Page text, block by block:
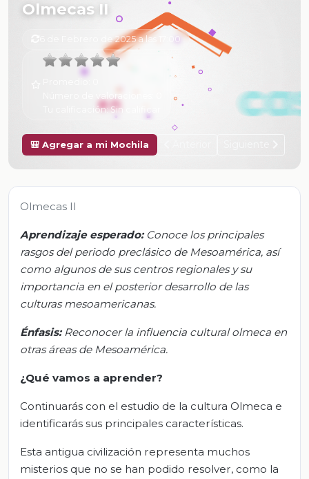
Olmecas II
6 de Febrero de 2025 a las 17:00
Número de valoraciones:
Tu calificación:Sin calificar
🎒 Agregar a mi Mochila
Olmecas II
Aprendizaje esperado: Conoce los principales
rasgos del periodo preclásico de Mesoamérica, así
como algunos de sus centros regionales y su
importancia en el posterior desarrollo de las
culturas mesoamericanas.
Énfasis:Reconocer la influencia cultural olmeca en
otras áreas de Mesoamérica.
¿Qué vamos a aprender?
Continuarás con el estudio de la cultura Olmeca e
identificarás sus principales características.
Esta antigua civilización representa muchos
misterios que no se han podido resolver, como la